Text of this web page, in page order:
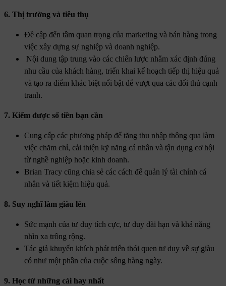
6. Thị trường và tiêu thụ
Đề cập đến tầm quan trọng của marketing và bán hàng trong
việc xây dựng sự nghiệp và doanh nghiệp.
Nội dung tập trung vào các chiến lược nhằm xác định đúng
nhu cầu của khách hàng, triển khai kế hoạch tiếp thị hiệu quả
và tạo ra điểm khác biệt nổi bật để vượt qua các đối thủ cạnh
tranh.
7. Kiếm được số tiền bạn cần
Cung cấp các phương pháp để tăng thu nhập thông qua làm
việc chăm chỉ, cải thiện kỹ năng cá nhân và tận dụng cơ hội
từ nghề nghiệp hoặc kinh doanh.
Brian Tracy cũng chia sẻ các cách để quản lý tài chính cá
nhân và tiết kiệm hiệu quả.
8. Suy nghĩ làm giàu lên
Sức mạnh của tư duy tích cực, tư duy dài hạn và khả năng
nhìn xa trông rộng.
Tác giả khuyến khích phát triển thói quen tư duy về sự giàu
có như một phần của cuộc sống hàng ngày.
9. Học từ những cái hay nhất